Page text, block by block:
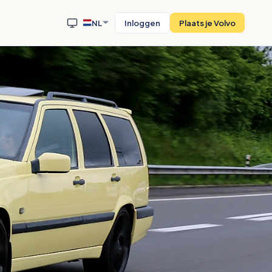
NL Inloggen Plaats je Volvo